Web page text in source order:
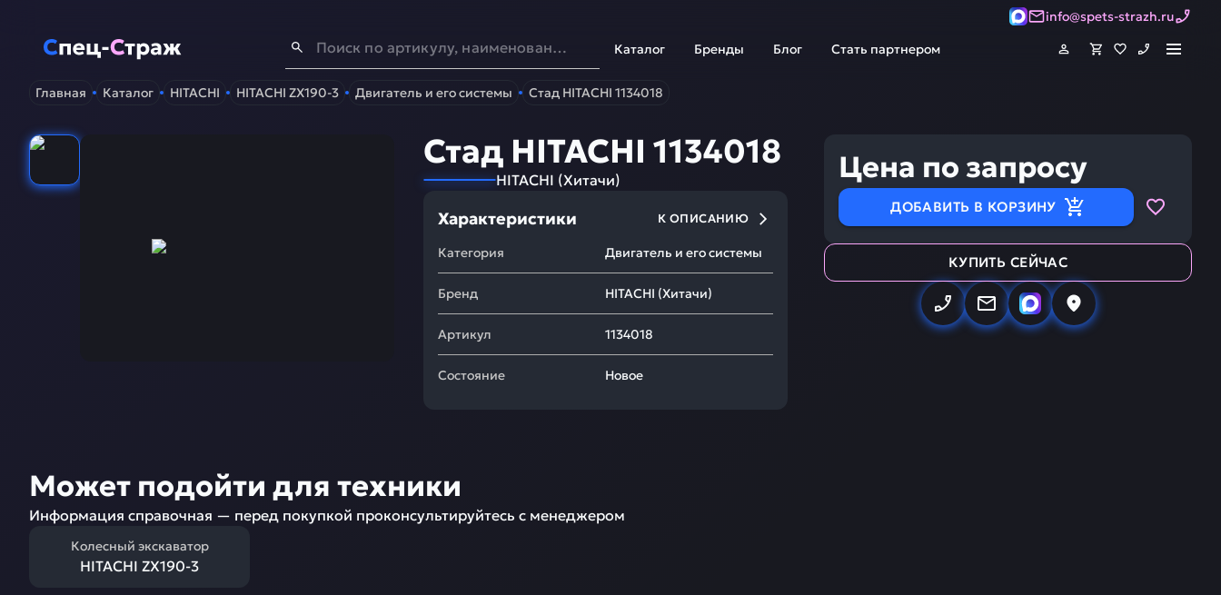
info@spets-strazh.ru
Спец-Страж - Запчасти для спецтехники
Каталог Бренды Блог Стать партнером
Главная Каталог HITACHI HITACHI ZX190-3 Двигатель и его системы Стад HITACHI 1134018
Стад HITACHI 1134018
HITACHI (Хитачи)
Характеристики К ОПИСАНИЮ
Категория Двигатель и его системы
Бренд HITACHI (Хитачи)
Артикул 1134018
Состояние Новое
Цена по запросу
ДОБАВИТЬ В КОРЗИНУ
КУПИТЬ СЕЙЧАС
Может подойти для техники
Информация справочная — перед покупкой проконсультируйтесь с менеджером
Колесный экскаватор
HITACHI ZX190-3